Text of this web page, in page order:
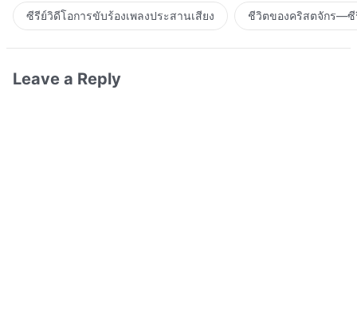
ซีรีย์วิดีโอการขับร้องเพลงประสานเสียง ชีวิตของคริสตจักร—ซี
Leave a Reply